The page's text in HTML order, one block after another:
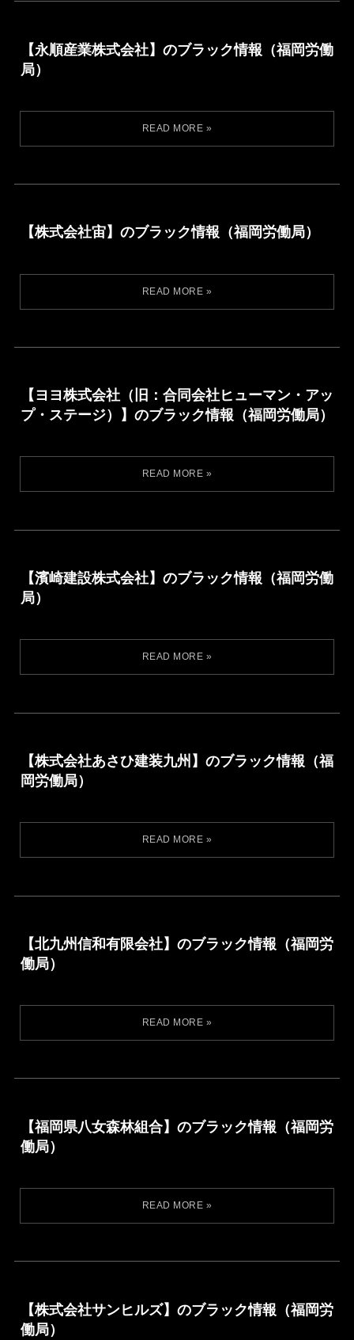
【永順産業株式会社】のブラック情報（福岡労働
局）
【株式会社宙】のブラック情報（福岡労働局）
【ヨヨ株式会社（旧：合同会社ヒューマン・アッ
プ・ステージ）】のブラック情報（福岡労働局）
【濱崎建設株式会社】のブラック情報（福岡労働
局）
【株式会社あさひ建装九州】のブラック情報（福
岡労働局）
【北九州信和有限会社】のブラック情報（福岡労
働局）
【福岡県八女森林組合】のブラック情報（福岡労
働局）
【株式会社サンヒルズ】のブラック情報（福岡労
働局）